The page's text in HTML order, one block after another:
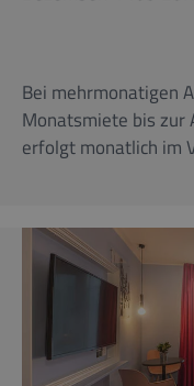
Bei mehrmonatigen
Monatsmiete bis zur
erfolgt monatlich im